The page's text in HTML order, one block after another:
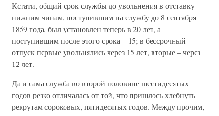
Кстати, общий срок службы до увольнения в отставку
нижним чинам, поступившим на службу до 8 сентября
1859 года, был установлен теперь в 20 лет, а
поступившим после этого срока – 15; в бессрочный
отпуск первые увольнялись через 15 лет, вторые – через
12 лет.
Да и сама служба во второй половине шестидесятых
годов резко отличалась от той, что пришлось хлебнуть
рекрутам сороковых, пятидесятых годов. Между прочим,